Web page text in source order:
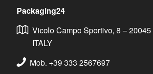
Packaging24
Vicolo Campo Sportivo, 8 – 20045
ITALY
Mob. +39 333 2567697